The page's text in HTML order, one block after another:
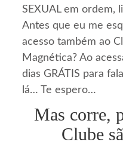
SEXUAL em ordem,
Antes que eu me
acesso também ao
Magnética? Ao
dias GRÁTIS para
lá… Te espero…
Mas corre,
Clube